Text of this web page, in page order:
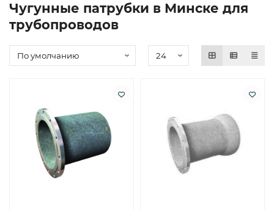
Чугунные патрубки в Минске для
трубопроводов